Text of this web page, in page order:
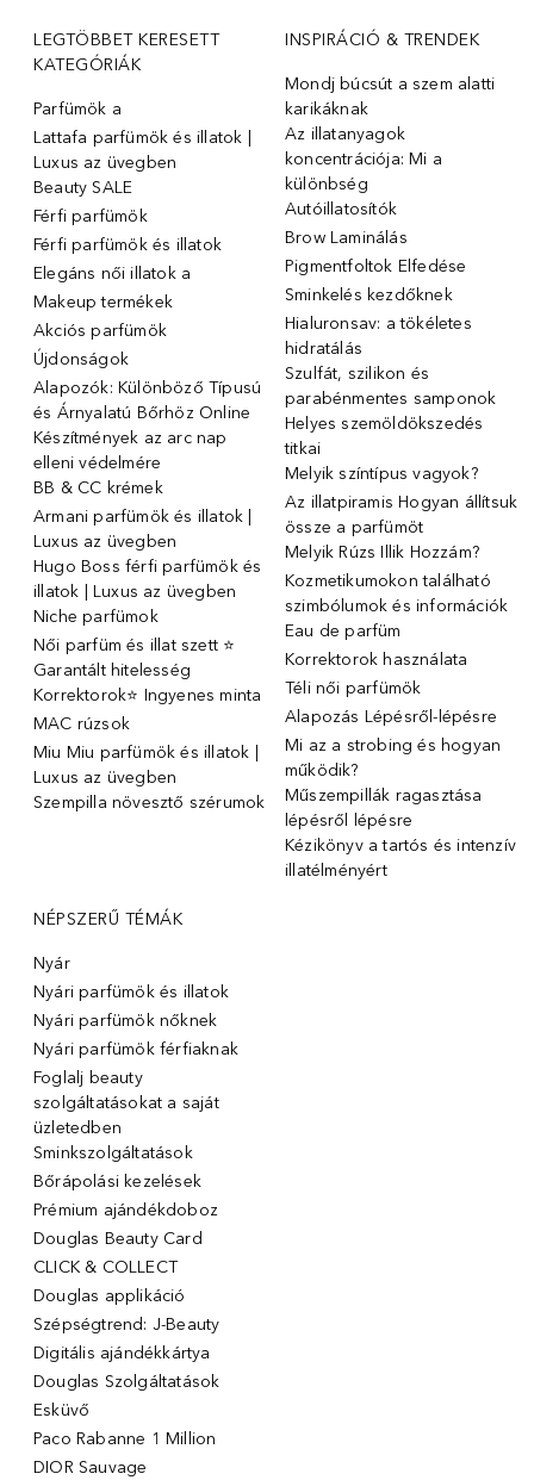
LEGTÖBBET KERESETT
KATEGÓRIÁK
Parfümök ️a
Lattafa parfümök és illatok |
Luxus az üvegben
Beauty SALE
Férfi parfümök
Férfi parfümök és illatok
Elegáns női illatok ️a
Makeup termékek
Akciós parfümök
Újdonságok
Alapozók: Különböző Típusú
és Árnyalatú Bőrhöz Online
Készítmények az arc nap
elleni védelmére
BB & CC krémek
Armani parfümök és illatok |
Luxus az üvegben
Hugo Boss férfi parfümök és
illatok | Luxus az üvegben
Niche parfümok
Női parfüm és illat szett ⭐
Garantált hitelesség
Korrektorok⭐ Ingyenes minta
MAC rúzsok
Miu Miu parfümök és illatok |
Luxus az üvegben
Szempilla növesztő szérumok
INSPIRÁCIÓ & TRENDEK
Mondj búcsút a szem alatti
karikáknak
Az illatanyagok
koncentrációja: Mi a
különbség
Autóillatosítók
Brow Laminálás
Pigmentfoltok Elfedése
Sminkelés kezdőknek
Hialuronsav: a tökéletes
hidratálás
Szulfát, szilikon és
parabénmentes samponok
Helyes szemöldökszedés
titkai
Melyik színtípus vagyok?
Az illatpiramis Hogyan állítsuk
össze a parfümöt
Melyik Rúzs Illik Hozzám?
Kozmetikumokon található
szimbólumok és információk
Eau de parfüm
Korrektorok használata
Téli női parfümök
Alapozás Lépésről-lépésre
Mi az a strobing és hogyan
működik?
Műszempillák ragasztása
lépésről lépésre
Kézikönyv a tartós és intenzív
illatélményért
NÉPSZERŰ TÉMÁK
Nyár
Nyári parfümök és illatok
Nyári parfümök nőknek
Nyári parfümök férfiaknak
Foglalj beauty
szolgáltatásokat a saját
üzletedben
Sminkszolgáltatások
Bőrápolási kezelések
Prémium ajándékdoboz
Douglas Beauty Card
CLICK & COLLECT
Douglas applikáció
Szépségtrend: J-Beauty
Digitális ajándékkártya
Douglas Szolgáltatások
Esküvő
Paco Rabanne 1 Million
DIOR Sauvage